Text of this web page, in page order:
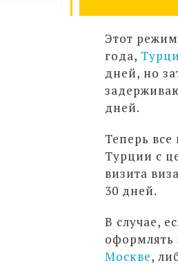
Этот
года,
дней, но
дней.
Теперь
Турции с
визита
30 дней.
В случае,
оформлять
Москве,